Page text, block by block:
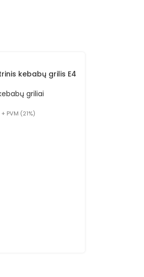
kebabų grilis E4
griliai
+ PVM (21%)